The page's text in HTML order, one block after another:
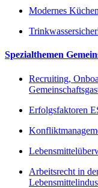
Modernes
Spezialthemen
Recruiting,
Erfolgsfaktoren
Arbeitsrecht in